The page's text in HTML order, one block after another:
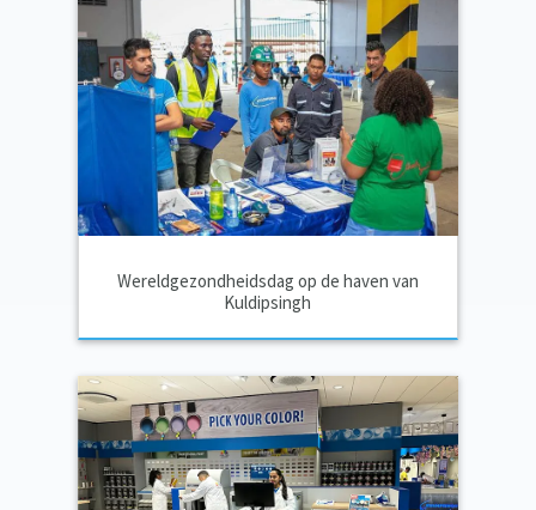
Wereldgezondheidsdag op de haven van
Kuldipsingh